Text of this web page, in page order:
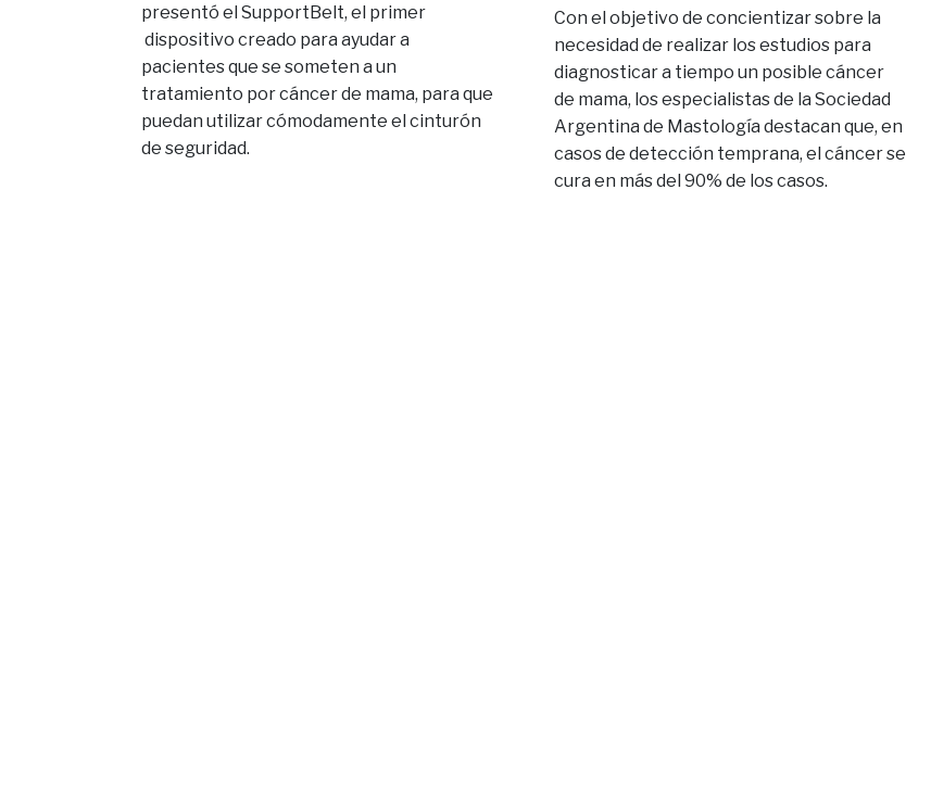
presentó el SupportBelt, el primer
dispositivo creado para ayudar a
pacientes que se someten a un
tratamiento por cáncer de mama, para que
puedan utilizar cómodamente el cinturón
de seguridad.
Con el objetivo de concientizar sobre la
necesidad de realizar los estudios para
diagnosticar a tiempo un posible cáncer
de mama, los especialistas de la Sociedad
Argentina de Mastología destacan que, en
casos de detección temprana, el cáncer se
cura en más del 90% de los casos.